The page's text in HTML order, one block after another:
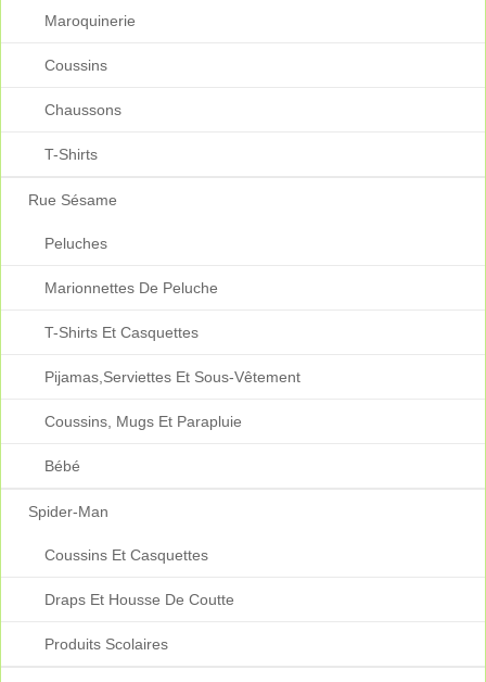
Maroquinerie
Coussins
Chaussons
T-Shirts
Rue Sésame
Peluches
Marionnettes De Peluche
T-Shirts Et Casquettes
Pijamas,serviettes Et Sous-Vêtement
Coussins, Mugs Et Parapluie
Bébé
Spider-Man
Coussins Et Casquettes
Draps Et Housse De Coutte
Produits Scolaires